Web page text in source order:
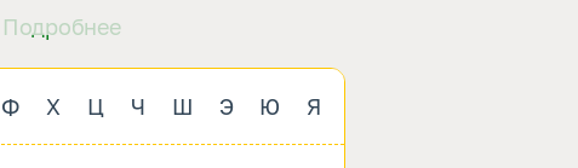
Подробнее
Ф Х Ц Ч Ш Э Ю Я